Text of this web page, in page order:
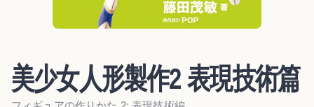
美少女人形製作2 表現技術篇